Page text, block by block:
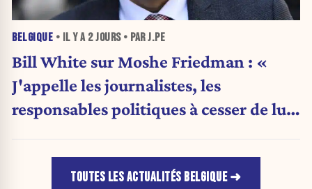
BELGIQUE • IL Y A 2 JOURS• PAR J.PE
Bill White sur Moshe Friedman : «
J'appelle les journalistes, les
responsables politiques à cesser de lui
TOUTES LES ACTUALITÉS BELGIQUE